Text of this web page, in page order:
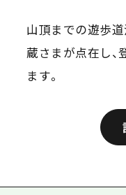
山頂までの遊歩
蔵さまが点在し
ます。